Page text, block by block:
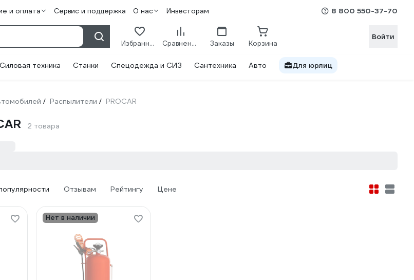
и оплата Сервис и поддержка О нас Инвесторам 8 800 550-37-70
Избранное Сравнение Заказы Корзина
Войти
Силовая техника Станки Спецодежда и СИЗ Сантехника Авто Для юрлиц
/ Распылители / PROCAR
2 товара
Отзывам Рейтингу Цене
Нет в наличии